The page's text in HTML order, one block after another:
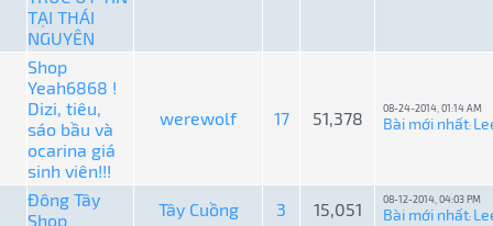
TẠI THÁI
NGUYÊN
Shop
Yeah6868 !
Dizi, tiêu,
sáo bầu và
ocarina giá
sinh viên!!!
werewolf 17 51,378 08-24-2014, 01:14 AM
Bài mới nhất:
Đông Tây
Shop
Tây Cuồng 3 15,051 08-12-2014, 04:03 PM
Bài mới nhất: